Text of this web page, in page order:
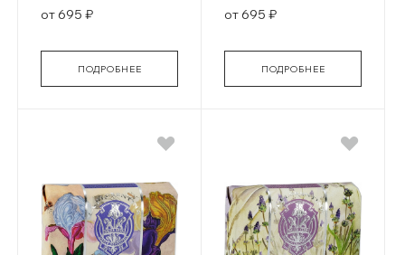
от 695 ₽
ПОДРОБНЕЕ
от 695 ₽
ПОДРОБНЕЕ